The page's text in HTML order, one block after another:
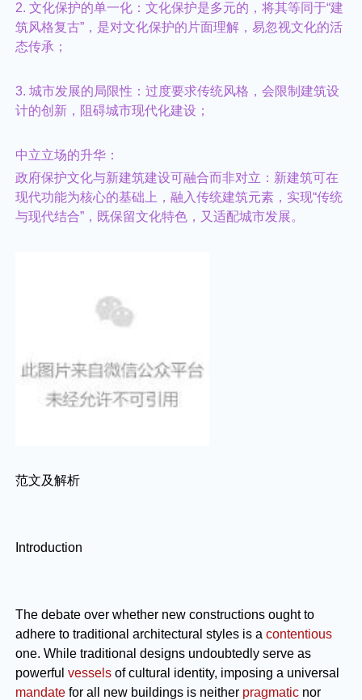
2. 文化保护的单一化：文化保护是多元的，将其等同于“建
筑风格复古”，是对文化保护的片面理解，易忽视文化的活
态传承；
3. 城市发展的局限性：过度要求传统风格，会限制建筑设
计的创新，阻碍城市现代化建设；
中立立场的升华：
政府保护文化与新建筑建设可融合而非对立：新建筑可在
现代功能为核心的基础上，融入传统建筑元素，实现“传统
与现代结合”，既保留文化特色，又适配城市发展。
范文及解析
Introduction
The debate over whether new constructions ought to
adhere to traditional architectural styles is acontentious
one. While traditional designs undoubtedly serve as
powerfulvesselsof cultural identity, imposing a universal
mandatefor all new buildings is neither pragmatic nor